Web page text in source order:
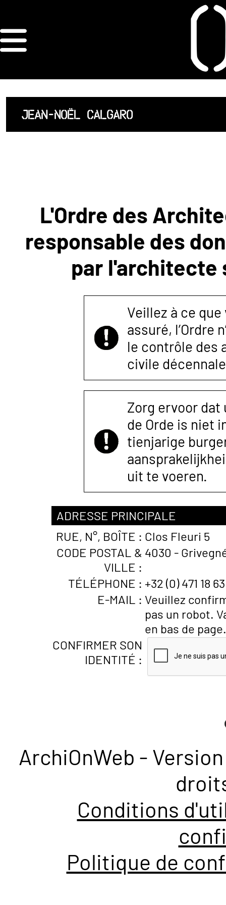
ORDRE DES
ARCHITECTES
ACCUEIL
LISTE DES
ANNEXE 4 CODT
CONTACTER
JEAN-NOËL CALGARO
L'Ordre des
responsable des
par l'architecte
Veillez à ce
assuré, l’Ordre
le contrôle des
civile
Zorg ervoor
de Orde is niet
tienjarige
uit te voeren.
ADRESSE PRINCIPALE
RUE, N°, BOÎTE : Clos Fleuri 5
CODE POSTAL &
VILLE :
4030 -
TÉLÉPHONE : +32 (0) 471 18
E-MAIL : Veuillez
pas un robot.
en bas de page.
CONFIRMER SON
IDENTITÉ :
ArchiOnWeb -
Conditions
Politique de